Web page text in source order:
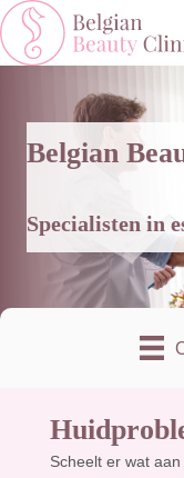
Belgian
Specialisten in
Scheelt er wat